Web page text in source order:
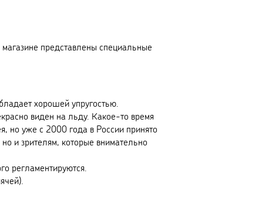
представлены специальные
хорошей упругостью.
виден на льду. Какое-то время
но уже с 2000 года в России принято
и зрителям, которые внимательно
регламентируются.